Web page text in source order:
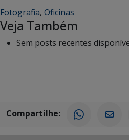
Fotografia, Oficinas
Veja Também
Sem posts recentes
Compartilhe: